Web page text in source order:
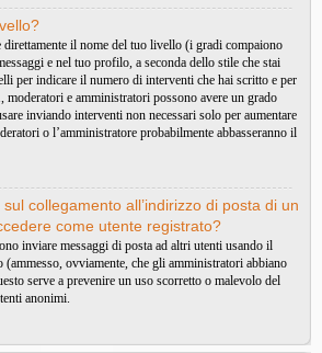
direttamente il nome del tuo livello (i gradi compaiono
e nel tuo profilo, a seconda dello stile che stai
per indicare il numero di interventi che hai scritto e per
moderatori e amministratori possono avere un grado
inviando interventi non necessari solo per aumentare
o l’amministratore probabilmente abbasseranno il
collegamento all’indirizzo di posta di un
come utente registrato?
inviare messaggi di posta ad altri utenti usando il
ovviamente, che gli amministratori abbiano
serve a prevenire un uso scorretto o malevolo del
anonimi.